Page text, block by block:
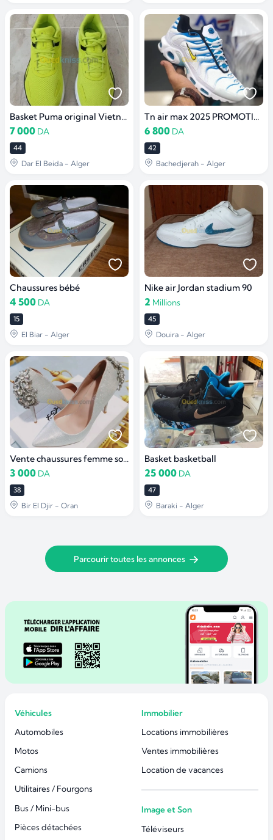
Basket Puma original Vietnam
7 000 DA
44
Dar El Beida - Alger
Tn air max 2025 PROMOTION أواخر
6 800 DA
42
Bachedjerah - Alger
Chaussures bébé
4 500 DA
15
El Biar - Alger
Nike air Jordan stadium 90
2 Millions
45
Douira - Alger
Vente chaussures femme soirée ARGENT P 38
3 000 DA
38
Bir El Djir - Oran
Basket basketball
25 000 DA
47
Baraki - Alger
Parcourir toutes les annonces
Véhicules
Automobiles
Motos
Camions
Utilitaires / Fourgons
Bus / Mini-bus
Pièces détachées
Immobilier
Locations immobilières
Ventes immobilières
Location de vacances
Image et Son
Téléviseurs